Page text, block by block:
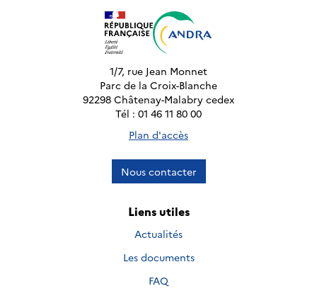
1/7, rue Jean Monnet
Parc de la Croix-Blanche
92298 Châtenay-Malabry cedex
Tél : 01 46 11 80 00
Plan d'accès
Nous contacter
Liens utiles
Actualités
Les documents
FAQ